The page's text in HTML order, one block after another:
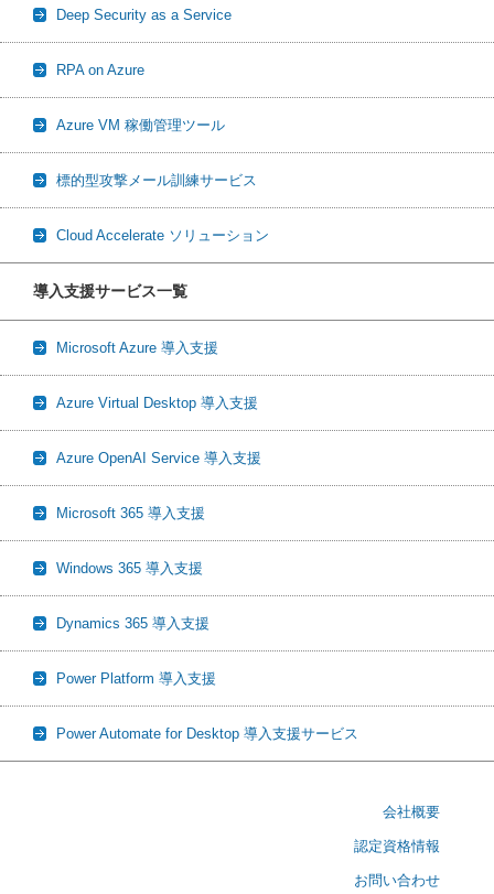
Deep Security as a Service
RPA on Azure
Azure VM 稼働管理ツール
標的型攻撃メール訓練サービス
Cloud Accelerate ソリューション
導入支援サービス一覧
Microsoft Azure 導入支援
Azure Virtual Desktop 導入支援
Azure OpenAI Service 導入支援
Microsoft 365 導入支援
Windows 365 導入支援
Dynamics 365 導入支援
Power Platform 導入支援
Power Automate for Desktop 導入支援サービス
会社概要
認定資格情報
お問い合わせ